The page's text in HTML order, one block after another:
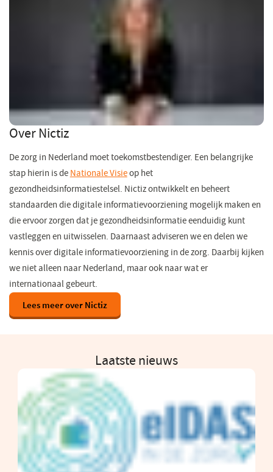
Over Nictiz
De zorg in Nederland moet toekomstbestendiger. Een belangrijke
stap hierin is de Nationale Visieop het
gezondheidsinformatiestelsel. Nictiz ontwikkelt en beheert
standaarden die digitale informatievoorziening mogelijk maken en
die ervoor zorgen dat je gezondheidsinformatie eenduidig kunt
vastleggen en uitwisselen. Daarnaast adviseren we en delen we
kennis over digitale informatievoorziening in de zorg. Daarbij kijken
we niet alleen naar Nederland, maar ook naar wat er
internationaal gebeurt.
Lees meer over Nictiz
Laatste nieuws